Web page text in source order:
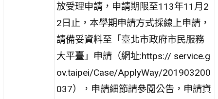
放受理申請，申請期限至113年11月2
2日止，本學期申請方式採線上申請，
請備妥資料至「臺北市政府市民服務
大平臺」申請（網址:https:// service.g
ov.taipei/Case/ApplyWay/201903200
037），申請細節請參閱公告，申請資